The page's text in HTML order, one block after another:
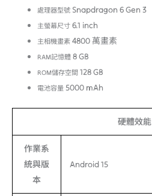
處理器型號 Snapdragon 6 Gen 3
主螢幕尺寸 6.1 inch
主相機畫素 4800 萬畫素
RAM記憶體 8 GB
ROM儲存空間 128 GB
電池容量 5000 mAh
硬體效能
作業系
統與版
本
Android 15